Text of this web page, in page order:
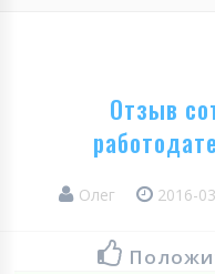
Отзыв
Олег 2016-